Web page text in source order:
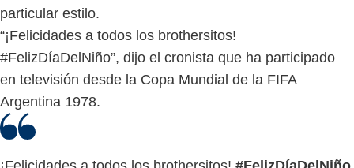
particular estilo.
“¡Felicidades a todos los brothersitos!
#FelizDíaDelNiño”, dijo el cronista que ha participado
en televisión desde la Copa Mundial de la FIFA
Argentina 1978.